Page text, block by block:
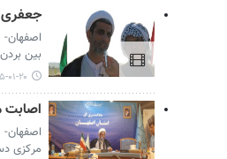
جعفری:هر
بین
۱۴۰۵-۰۱-
اصابت
مرکزی